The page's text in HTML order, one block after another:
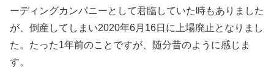
ーディングカンパニーとして君臨していた時もありました
が、倒産してしまい2020年6月16日に上場廃止となりまし
た。たった1年前のことですが、随分昔のように感じま
す。